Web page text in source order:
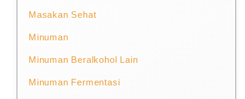
Masakan Sehat
Minuman
Minuman Beralkohol Lain
Minuman Fermentasi